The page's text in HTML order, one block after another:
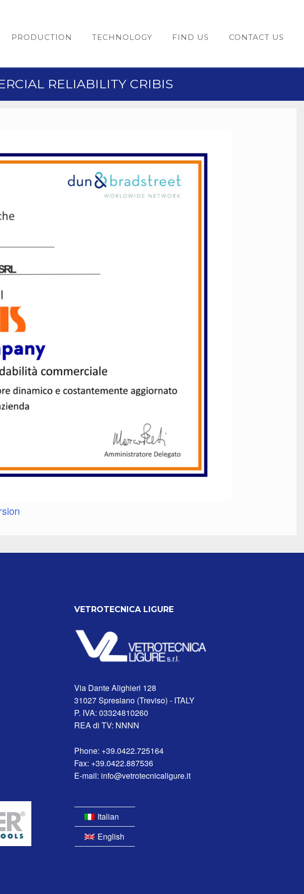
PRODUCTION TECHNOLOGY FIND US CONTACT US
RELIABILITY CRIBIS
VETROTECNICA LIGURE
Via Dante Alighieri 128
31027 Spresiano (Treviso) - ITALY
P. IVA: 03324810260
REA di TV: NNNN
Phone: +39.0422.725164
Fax: +39.0422.887536
E-mail: info@vetrotecnicaligure.it
Italian
English